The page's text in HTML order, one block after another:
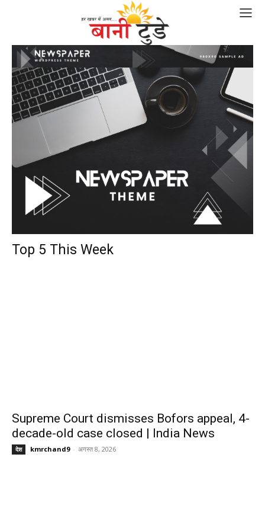
Top 5 This Week
Supreme Court dismisses Bofors appeal, 4-
decade-old case closed | India News
देश kmrchand9 - अगस्त 8, 2026